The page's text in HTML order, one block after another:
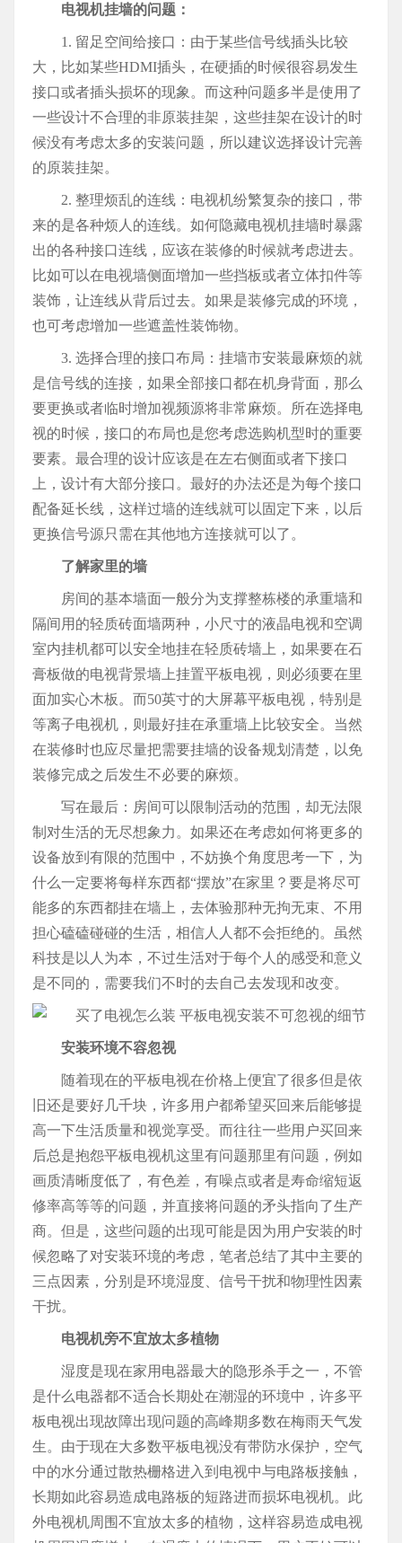
电视机挂墙的问题：
1. 留足空间给接口：由于某些信号线插头比较
大，比如某些HDMI插头，在硬插的时候很容易发生
接口或者插头损坏的现象。而这种问题多半是使用了
一些设计不合理的非原装挂架，这些挂架在设计的时
候没有考虑太多的安装问题，所以建议选择设计完善
的原装挂架。
2. 整理烦乱的连线：电视机纷繁复杂的接口，带
来的是各种烦人的连线。如何隐藏电视机挂墙时暴露
出的各种接口连线，应该在装修的时候就考虑进去。
比如可以在电视墙侧面增加一些挡板或者立体扣件等
装饰，让连线从背后过去。如果是装修完成的环境，
也可考虑增加一些遮盖性装饰物。
3. 选择合理的接口布局：挂墙市安装最麻烦的就
是信号线的连接，如果全部接口都在机身背面，那么
要更换或者临时增加视频源将非常麻烦。所在选择电
视的时候，接口的布局也是您考虑选购机型时的重要
要素。最合理的设计应该是在左右侧面或者下接口
上，设计有大部分接口。最好的办法还是为每个接口
配备延长线，这样过墙的连线就可以固定下来，以后
更换信号源只需在其他地方连接就可以了。
了解家里的墙
房间的基本墙面一般分为支撑整栋楼的承重墙和
隔间用的轻质砖面墙两种，小尺寸的液晶电视和空调
室内挂机都可以安全地挂在轻质砖墙上，如果要在石
膏板做的电视背景墙上挂置平板电视，则必须要在里
面加实心木板。而50英寸的大屏幕平板电视，特别是
等离子电视机，则最好挂在承重墙上比较安全。当然
在装修时也应尽量把需要挂墙的设备规划清楚，以免
装修完成之后发生不必要的麻烦。
写在最后：房间可以限制活动的范围，却无法限
制对生活的无尽想象力。如果还在考虑如何将更多的
设备放到有限的范围中，不妨换个角度思考一下，为
什么一定要将每样东西都“摆放”在家里？要是将尽可
能多的东西都挂在墙上，去体验那种无拘无束、不用
担心磕磕碰碰的生活，相信人人都不会拒绝的。虽然
科技是以人为本，不过生活对于每个人的感受和意义
是不同的，需要我们不时的去自己去发现和改变。
安装环境不容忽视
随着现在的平板电视在价格上便宜了很多但是依
旧还是要好几千块，许多用户都希望买回来后能够提
高一下生活质量和视觉享受。而往往一些用户买回来
后总是抱怨平板电视机这里有问题那里有问题，例如
画质清晰度低了，有色差，有噪点或者是寿命缩短返
修率高等等的问题，并直接将问题的矛头指向了生产
商。但是，这些问题的出现可能是因为用户安装的时
候忽略了对安装环境的考虑，笔者总结了其中主要的
三点因素，分别是环境湿度、信号干扰和物理性因素
干扰。
电视机旁不宜放太多植物
湿度是现在家用电器最大的隐形杀手之一，不管
是什么电器都不适合长期处在潮湿的环境中，许多平
板电视出现故障出现问题的高峰期多数在梅雨天气发
生。由于现在大多数平板电视没有带防水保护，空气
中的水分通过散热栅格进入到电视中与电路板接触，
长期如此容易造成电路板的短路进而损坏电视机。此
外电视机周围不宜放太多的植物，这样容易造成电视